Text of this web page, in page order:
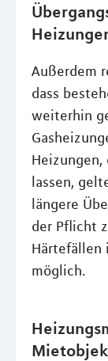
Außerdem
dass
weiterhin
lassen,
längere
der Pflicht
Härtefällen
möglich.